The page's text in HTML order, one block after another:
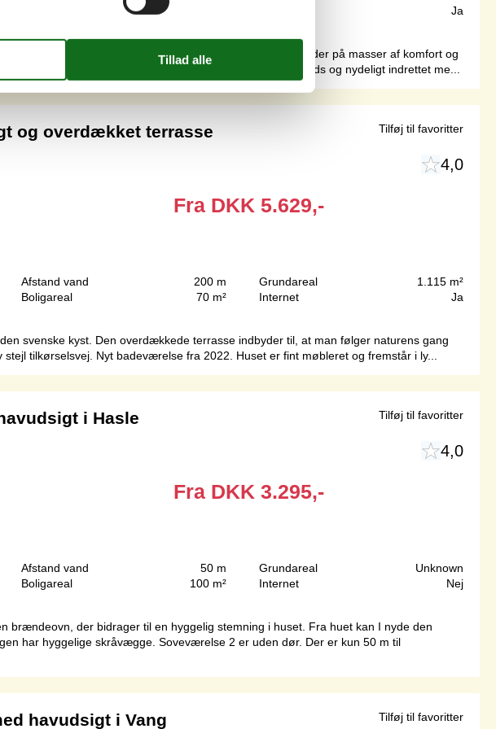
Ja
og nær flot klippekyst.Dette lækre kvalitetsferiehus byder på masser af komfort og
Flot kombineret spise- og opholdsstue med god plads og nydeligt indrettet me...
og overdækket terrasse
4,0
Fra DKK 5.629,-
Afstand vand
200 m
Boligareal
70 m²
Grundareal
1.115 m²
Internet
Ja
svenske kyst. Den overdækkede terrasse indbyder til, at man følger naturens gang
tilkørselsvej. Nyt badeværelse fra 2022. Huset er fint møbleret og fremstår i ly...
Tilføj til favoritter
i Hasle
4,0
Fra DKK 3.295,-
Afstand vand
50 m
Boligareal
100 m²
Grundareal
Unknown
Internet
Nej
der bidrager til en hyggelig stemning i huset. Fra huet kan I nyde den
har hyggelige skråvægge. Soveværelse 2 er uden dør. Der er kun 50 m til
Tilføj til favoritter
havudsigt i Vang Tilføj til favoritter